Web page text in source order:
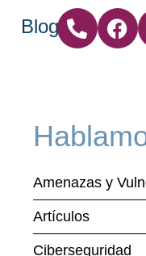
Blog
Amenazas y
Artículos
Ciberseguridad